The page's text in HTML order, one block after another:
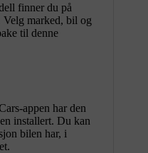
finner du på
Velg marked, bil og
til denne
appen har den
installert. Du kan
bilen har, i